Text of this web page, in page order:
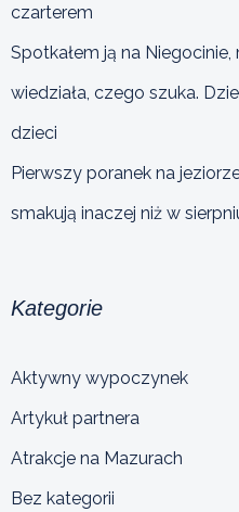
czarterem
Spotkałem ją na Niegocinie,
wiedziała, czego szuka.
dzieci
Pierwszy poranek na
smakują inaczej niż w
Kategorie
Aktywny wypoczynek
Artykuł partnera
Atrakcje na Mazurach
Bez kategorii